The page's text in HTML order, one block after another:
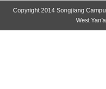
Copyright 2014 Songjiang
West